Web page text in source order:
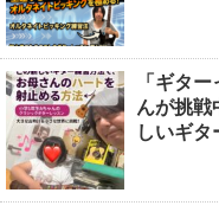
「ギタ
んが挑戦
しいギタ